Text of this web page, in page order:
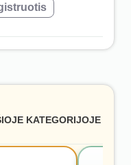
KATEGORIJOJE